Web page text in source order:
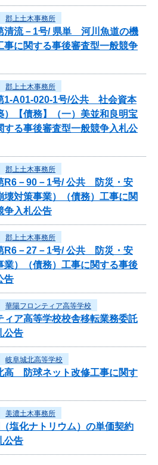
郡上土木事務所
清流－1号/ 県単 河川魚道の機
事に関する事後審査型一般競争
郡上土木事務所
1-A01-020-1号/公共 社会資本
）【債務】（一）美並和良明宝
る事後審査型一般競争入札公
郡上土木事務所
R6－90－1号/ 公共 防災・安
対策事業）（債務）工事に関
争入札公告
郡上土木事務所
R6－27－1号/ 公共 防災・安
業）（債務）工事に関する事後
告
華陽フロンティア高等学校
ィア高等学校校舎移転業務委託
公告
岐阜城北高等学校
高 防球ネット改修工事に関す
美濃土木事務所
塩化ナトリウム）の単価契約
公告